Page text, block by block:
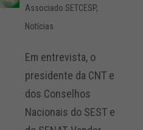
Associado SETCESP,
Notícias
Em entrevista, o
presidente da CNT e
dos Conselhos
Nacionais do SEST e